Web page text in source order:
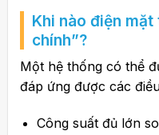
Khi nào điện
chính”?
Một hệ thống có thể
đáp ứng được các
Công suất đủ lớn